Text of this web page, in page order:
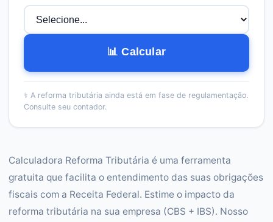
📊 Calcular
⚕️ A reforma tributária ainda está em fase de regulamentação.
Consulte seu contador.
Calculadora Reforma Tributária é uma ferramenta
gratuita que facilita o entendimento das suas obrigações
fiscais com a Receita Federal. Estime o impacto da
reforma tributária na sua empresa (CBS + IBS). Nosso